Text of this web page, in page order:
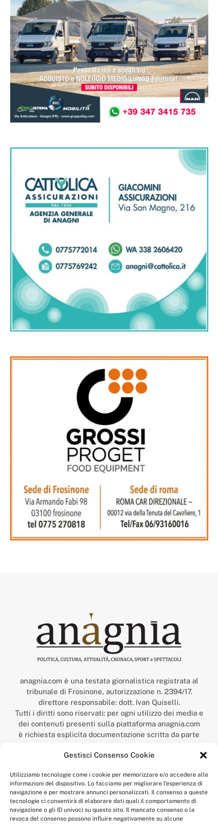
Gestisci Consenso Cookie
Utilizziamo tecnologie come i cookie per memorizzare e/o accedere alle
informazioni del dispositivo. Lo facciamo per migliorare l'esperienza di
navigazione e per mostrare annunci personalizzati. Il consenso a queste
tecnologie ci consentirà di elaborare dati quali il comportamento di
navigazione o gli ID univoci su questo sito. Il mancato consenso o la
revoca del consenso possono influire negativamente su alcune
anagnia.com è una testata giornalistica registrata al
tribunale di Frosinone, autorizzazione n. 2394/17.
direttore responsabile: dott. Ivan Quiselli.
Tutti i diritti sono riservati: per ogni utilizzo dei media e
dei contenuti presenti sulla piattaforma anagnia.com
è richiesta esplicita documentazione scritta da parte
della redazione.
“Anagnia” è un marchio registrato presso l’Ufficio Italiano
Economico,
num. registrazione: 302017000014044 del 9 febbraio 2017.
Per contatti:redazione@anagnia.com